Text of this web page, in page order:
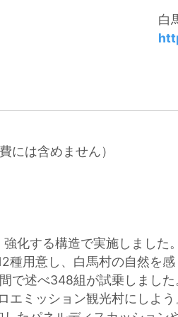
白
は含めません）
化する構造で実施しました。
用意し、白馬村の自然を
で述べ348組が試乗しました
ミッション観光村にしよ